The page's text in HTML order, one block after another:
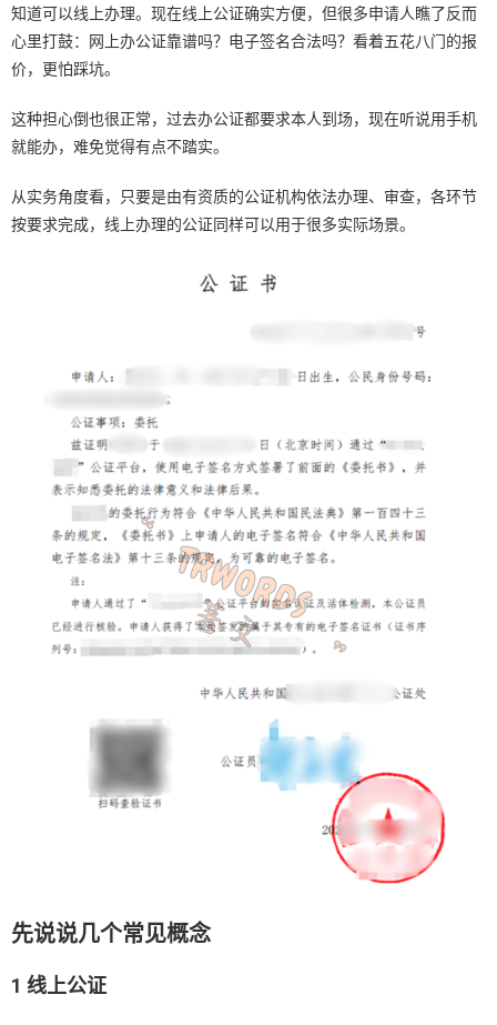
知道可以线上办理。现在线上公证确实方便，但很多申请人瞧了反而
心里打鼓：网上办公证靠谱吗？电子签名合法吗？看着五花八门的报
价，更怕踩坑。
这种担心倒也很正常，过去办公证都要求本人到场，现在听说用手机
就能办，难免觉得有点不踏实。
从实务角度看，只要是由有资质的公证机构依法办理、审查，各环节
按要求完成，线上办理的公证同样可以用于很多实际场景。
先说说几个常见概念
1 线上公证